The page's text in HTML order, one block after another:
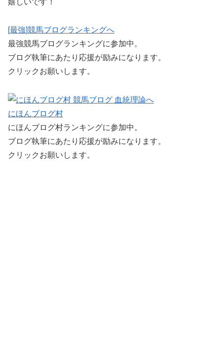
嬉しいです！
[最強]競馬ブログランキングへ
最強競馬ブログランキングに参加中。
ブログ執筆にあたり応援が励みになります。
クリックお願いします。
にほんブログ村
にほんブログ村ランキングに参加中。
ブログ執筆にあたり応援が励みになります。
クリックお願いします。